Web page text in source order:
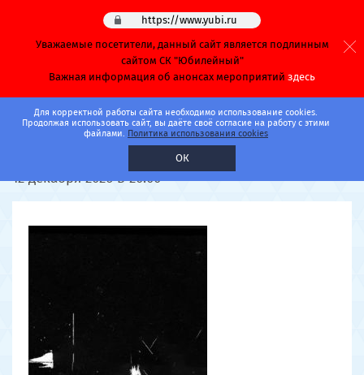
Для корректной работы сайта необходимо использование cookies.
Продолжая использовать сайт, вы даёте своё согласие на работу с этими
файлами. Политика использования cookies
ОК
https://www.yubi.ru
Уважаемые посетители, данный сайт является подлинным
сайтом СК "Юбилейный"
Важная информация об анонсах мероприятий здесь
Главная Афиша Концерты
Тринадцать карат
12 декабря 2026 в 20:00